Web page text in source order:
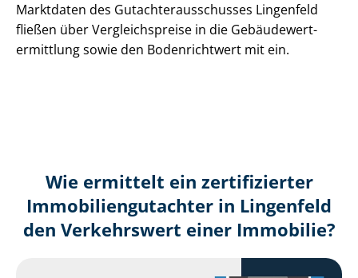
Marktdaten des Gut­ach­ter­aus­schus­ses Lingenfeld
fließen über Ver­gleichs­prei­se in die Ge­bäu­de­wert­
ermitt­lung sowie den Bodenrichtwert mit ein.
Wie ermittelt ein zertifizierter
Immobilien­gutachter in Lingenfeld
den Verkehrswert einer Immobilie?